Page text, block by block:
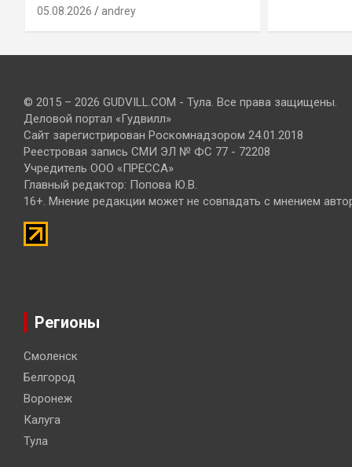
05.08.2026 andrey
© 2015 – 2026 GUDVILL.COM - Тула. Все права защищены.
Деловой портал «Гудвилл»
Сайт зарегистрирован Роскомнадзором 24.01.2018
Реестровая запись СМИ ЭЛ № ФС 77 - 72208
Учредитель ООО «ПРЕССА»
Главный редактор: Попова Ю.В.
16+. Мнение редакции может не совпадать с мнением
Регионы
Смоленск
Белгород
Воронеж
Калуга
Тула